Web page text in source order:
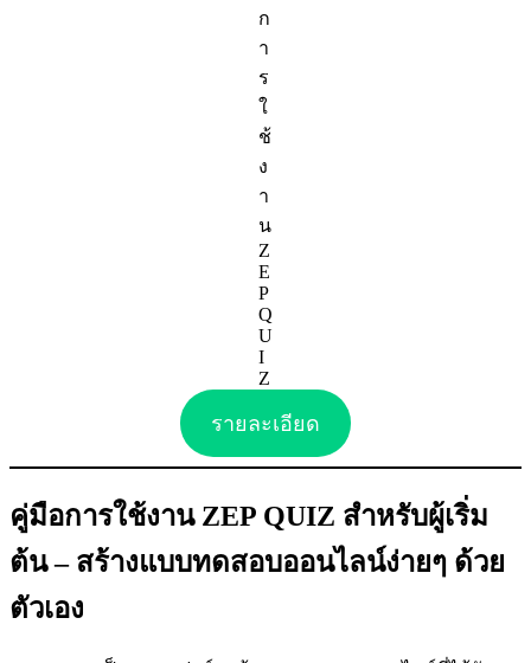
ก
า
ร
ใ
ช้
ง
า
น
Z
E
P
Q
U
I
Z
รายละเอียด
คู่มือการใช้งาน ZEP QUIZ สำหรับผู้เริ่ม
ต้น – สร้างแบบทดสอบออนไลน์ง่ายๆ ด้วย
ตัวเอง